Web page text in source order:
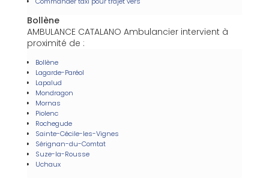
Bollène
AMBULANCE CATALANO Ambulancier intervient à
proximité de :
Bollène
Lagarde-Paréol
Lapalud
Mondragon
Mornas
Piolenc
Rochegude
Sainte-Cécile-les-Vignes
Sérignan-du-Comtat
Suze-la-Rousse
Uchaux